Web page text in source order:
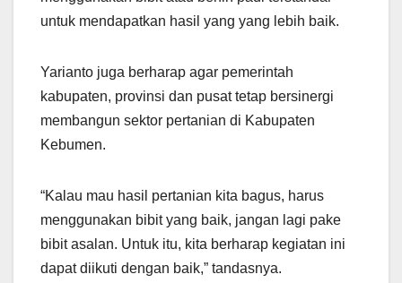
untuk mendapatkan hasil yang yang lebih baik.
Yarianto juga berharap agar pemerintah
kabupaten, provinsi dan pusat tetap bersinergi
membangun sektor pertanian di Kabupaten
Kebumen.
“Kalau mau hasil pertanian kita bagus, harus
menggunakan bibit yang baik, jangan lagi pake
bibit asalan. Untuk itu, kita berharap kegiatan ini
dapat diikuti dengan baik,” tandasnya.